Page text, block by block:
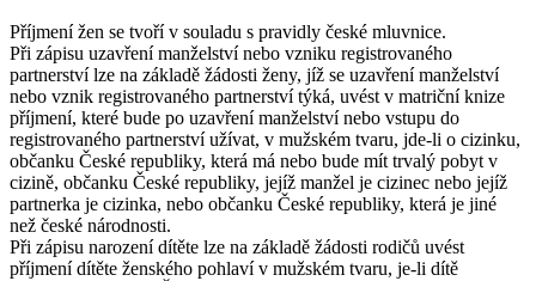
Příjmení žen se tvoří v souladu s pravidly české mluvnice.
Při zápisu uzavření manželství nebo vzniku registrovaného
partnerství lze na základě žádosti ženy, jíž se uzavření manželství
nebo vznik registrovaného partnerství týká, uvést v matriční knize
příjmení, které bude po uzavření manželství nebo vstupu do
registrovaného partnerství užívat, v mužském tvaru, jde-li o cizinku,
občanku České republiky, která má nebo bude mít trvalý pobyt v
cizině, občanku České republiky, jejíž manžel je cizinec nebo jejíž
partnerka je cizinka, nebo občanku České republiky, která je jiné
než české národnosti.
Při zápisu narození dítěte lze na základě žádosti rodičů uvést
příjmení dítěte ženského pohlaví v mužském tvaru, je-li dítě